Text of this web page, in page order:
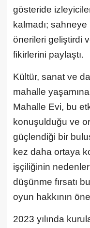
gösteride
kalmadı;
önerileri geliştirdi
fikirlerini paylaştı.
Kültür, sanat ve
mahalle
Mahalle Evi, bu
konuşulduğu ve
güçlendiği bir
kez daha ortaya
işçiliğinin
düşünme fırsatı
oyun hakkının
2023 yılında